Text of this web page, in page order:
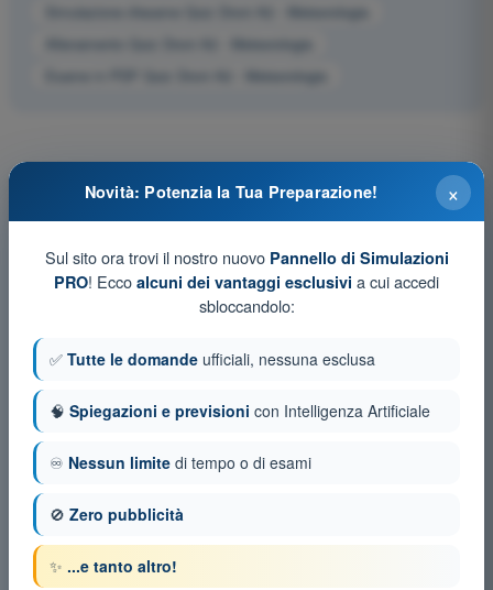
Simulazione d'esame Quiz Droni A2 - Meteorologia
Allenamento Quiz Droni A2 - Meteorologia
Esame in PDF Quiz Droni A2 - Meteorologia
×
Novità: Potenzia la Tua Preparazione!
Sul sito ora trovi il nostro nuovo Pannello di Simulazioni
PRO! Ecco alcuni dei vantaggi esclusivi a cui accedi
sbloccandolo:
✅ Tutte le domande ufficiali, nessuna esclusa
🧠 Spiegazioni e previsioni con Intelligenza Artificiale
♾️ Nessun limite di tempo o di esami
🚫 Zero pubblicità
✨ ...e tanto altro!